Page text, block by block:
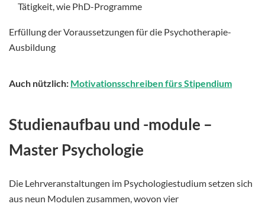
Tätigkeit, wie PhD-Programme
Erfüllung der Voraussetzungen für die Psychotherapie-
Ausbildung
Auch nützlich: Motivationsschreiben fürs Stipendium
Studienaufbau und -module –
Master Psychologie
Die Lehrveranstaltungen im Psychologiestudium setzen sich
aus neun Modulen zusammen, wovon vier